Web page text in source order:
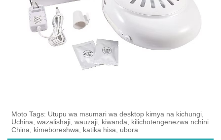
Moto Tags: Utupu wa msumari wa desktop kimya na kichungi,
Uchina, wazalishaji, wauzaji, kiwanda, kilichotengenezwa nchini
China, kimeboreshwa, katika hisa, ubora